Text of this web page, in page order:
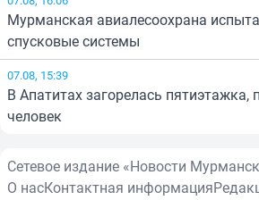
Мурманская авиалесоохрана
спусковые системы
07.08, 15:39
В Апатитах загорелась пятиэтажка,
человек
Сетевое издание «Новости
О насКонтактная информация